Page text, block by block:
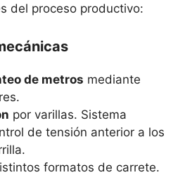
del proceso productivo:
de metros mediante
por varillas. Sistema
de tensión anterior a los
formatos de carrete.